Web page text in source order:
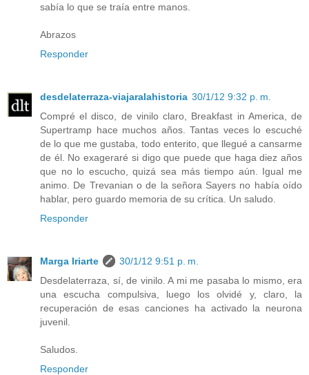
sabía lo que se traía entre manos.
Abrazos
Responder
desdelaterraza-viajaralahistoria 30/1/12 9:32 p. m.
Compré el disco, de vinilo claro, Breakfast in America, de
Supertramp hace muchos años. Tantas veces lo escuché
de lo que me gustaba, todo enterito, que llegué a cansarme
de él. No exageraré si digo que puede que haga diez años
que no lo escucho, quizá sea más tiempo aún. Igual me
animo. De Trevanian o de la señora Sayers no había oído
hablar, pero guardo memoria de su crítica. Un saludo.
Responder
Marga Iriarte
30/1/12 9:51 p. m.
Desdelaterraza, sí, de vinilo. A mi me pasaba lo mismo, era
una escucha compulsiva, luego los olvidé y, claro, la
recuperación de esas canciones ha activado la neurona
juvenil.
Saludos.
Responder